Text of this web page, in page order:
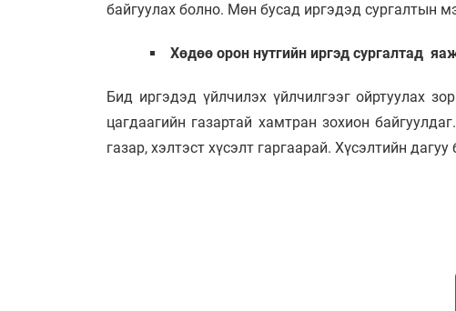
байгуулах болно. Мөн бусад иргэдэд сургалтын
Хөдөө орон нутгийн иргэд сургалтад
Бид иргэдэд үйлчилэх үйлчилгээг ойртуулах
цагдаагийн газартай хамтран зохион
газар, хэлтэст хүсэлт гаргаарай. Хүсэлтийн